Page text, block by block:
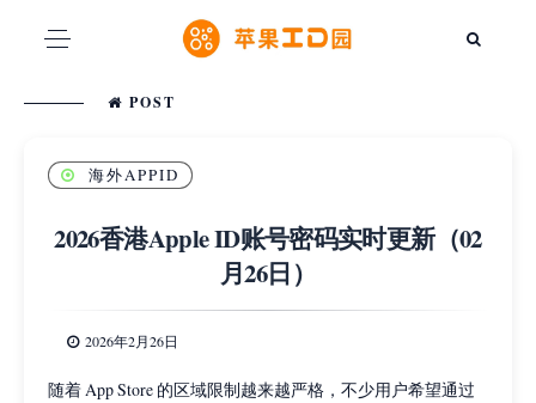
POST
海外APPID
2026香港Apple ID账号密码实时更新（02
月26日）
2026年2月26日
随着 App Store 的区域限制越来越严格，不少用户希望通过